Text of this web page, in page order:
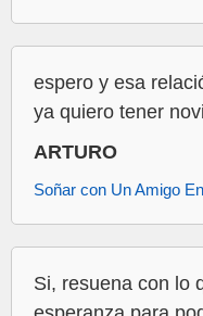
espero y esa
ya quiero tener
ARTURO
Soñar con Un Amigo
Si, resuena con lo